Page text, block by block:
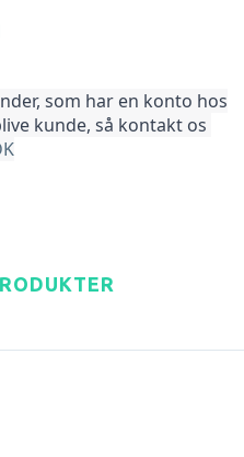
som har en konto hos
kunde, så kontakt os